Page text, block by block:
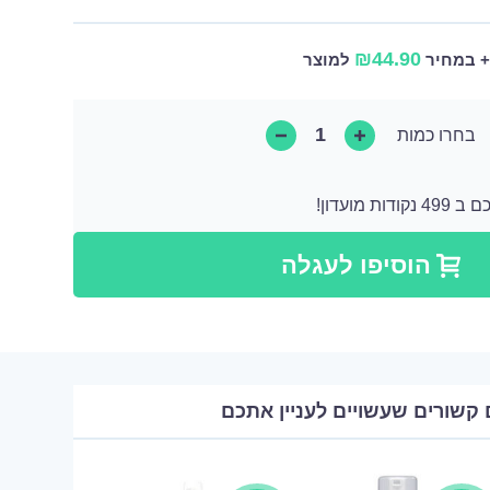
₪44.90 למוצר
בחרו כמות
מועדון!
הוסיפו לעגלה
קשורים שעשויים לעניין אתכם